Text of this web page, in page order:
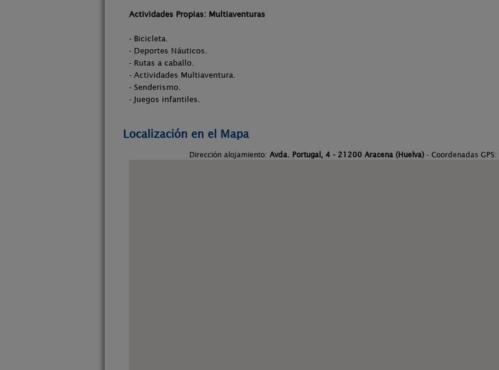
Actividades Propias: Multiaventuras
- Bicicleta.
- Deportes Náuticos.
- Rutas a caballo.
- Actividades Multiaventura.
- Senderismo.
- Juegos infantiles.
Localización en el Mapa
Dirección alojamiento: Avda. Portugal, 4 - 21200 Aracena (Huelva) - Coordenadas GPS: